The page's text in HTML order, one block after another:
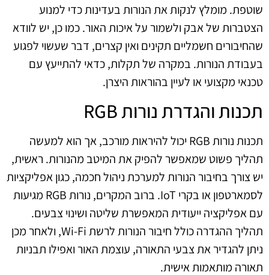
שוטפת. מומלץ לנקות את הנורות בעדינות כדי למנוע
הצטברות של אבק ולשמור על איכות האור. כמו כן, יש לוודא
שהחיבורים חשמליים תקינים ואין קצרים, דבר שעשוי לפגוע
בעבודת הנורות. במקרה של תקלות, כדאי להתייעץ עם
טכנאי מקצועי או לעיין בהוראות היצרן.
תכנות והגדרת נורות RGB
תכנות נורות RGB יכול להיראות מורכב, אך הוא למעשה
תהליך פשוט שמאפשר להפיק את המיטב מהנורות. ראשית,
יש צורך בחיבור הנורות למערכת ניהול חכמה, כגון אפליקציות
לסמארטפון או בקרי IoT. ברוב המקרים, נורות RGB מגיעות
עם אפליקציה ייעודית המאפשרת שליטה ושינוי צבעים.
תהליך ההגדרה כולל חיבור הנורות לרשת Wi-Fi, ולאחר מכן
ניתן להגדיר את צבעי התאורה, עוצמת האור ואפילו תבניות
תאורה מותאמות אישית.